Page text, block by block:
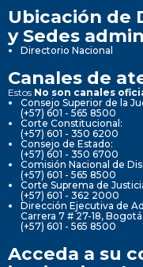
Ubicación de
y Sedes
Directorio Nacional
Canales de
Estos No son canales
Consejo Superior de la
(+57) 601 - 565 8500
Corte Constitucional:
(+57) 601 - 350 6200
Consejo de Estado:
(+57) 601 - 350 6700
Comisión Nacional de
(+57) 601 - 565 8500
Corte Suprema de
(+57) 601 - 362 2000
Dirección Ejecutiva de
Carrera 7 # 27-18, Bogotá
(+57) 601 - 565 8500
Acceda a su